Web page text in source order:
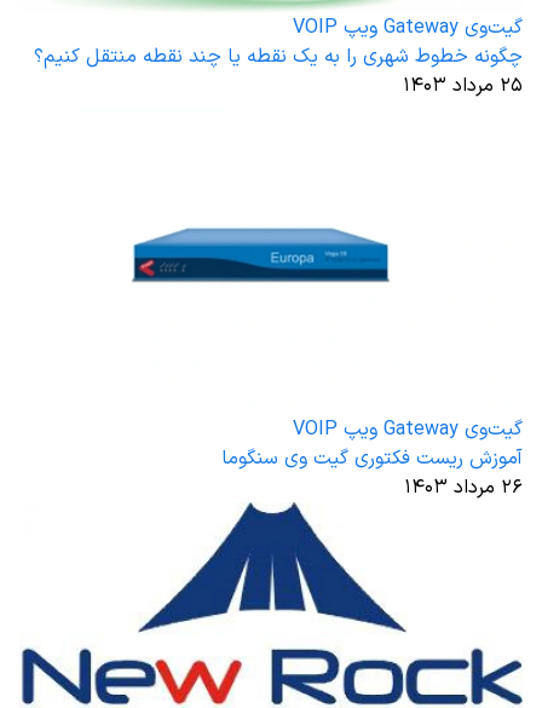
گیت‌وی Gateway ویپ VOIP
چگونه خطوط شهری را به یک نقطه یا چند نقطه منتقل کنیم؟
۲۵ مرداد ۱۴۰۳
گیت‌وی Gateway ویپ VOIP
آموزش ریست فکتوری گیت وی سنگوما
۲۶ مرداد ۱۴۰۳